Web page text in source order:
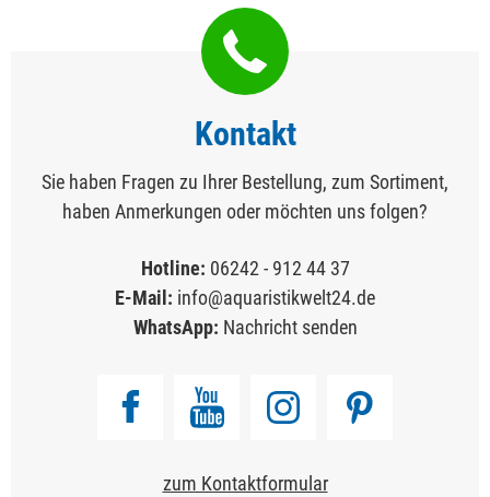
Kontakt
Sie haben Fragen zu Ihrer Bestellung, zum Sortiment,
haben Anmerkungen oder möchten uns folgen?
Hotline: 06242 - 912 44 37
E-Mail: info@aquaristikwelt24.de
WhatsApp: Nachricht senden
zum Kontaktformular